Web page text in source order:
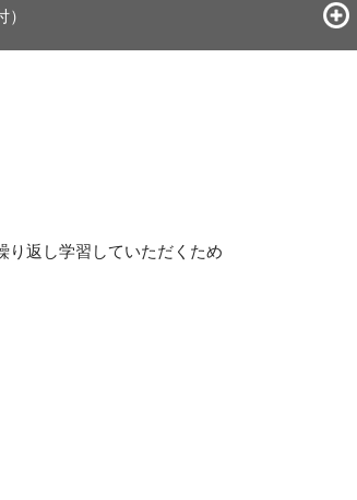
返し学習していただくため